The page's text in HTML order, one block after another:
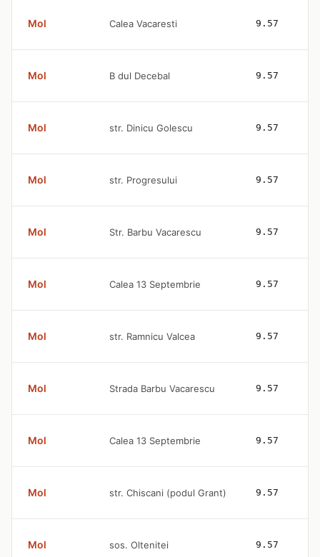
Mol Calea Vacaresti 9.57
Mol B dul Decebal 9.57
Mol str. Dinicu Golescu 9.57
Mol str. Progresului 9.57
Mol Str. Barbu Vacarescu 9.57
Mol Calea 13 Septembrie 9.57
Mol str. Ramnicu Valcea 9.57
Mol Strada Barbu Vacarescu 9.57
Mol Calea 13 Septembrie 9.57
Mol str. Chiscani (podul Grant) 9.57
Mol sos. Oltenitei 9.57